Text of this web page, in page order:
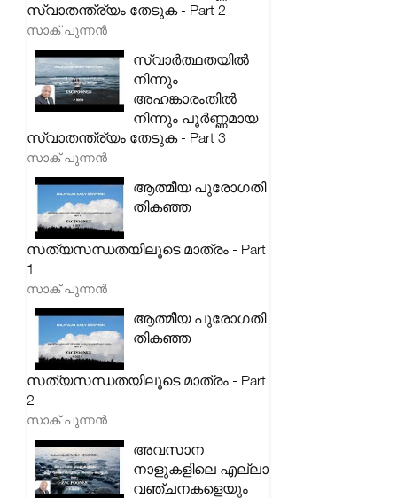
സ്വാതന്ത്ര്യം തേടുക - Part 2
സാക് പുന്നൻ
സ്വാർത്ഥതയിൽ
നിന്നും
അഹങ്കാരംതിൽ
നിന്നും പൂർണ്ണമായ
സ്വാതന്ത്ര്യം തേടുക - Part 3
സാക് പുന്നൻ
ആത്മീയ പുരോഗതി
തികഞ്ഞ
സത്യസന്ധതയിലൂടെ മാത്രം - Part
1
സാക് പുന്നൻ
ആത്മീയ പുരോഗതി
തികഞ്ഞ
സത്യസന്ധതയിലൂടെ മാത്രം - Part
2
സാക് പുന്നൻ
അവസാന
നാളുകളിലെ എല്ലാ
വഞ്ചനകളെയും